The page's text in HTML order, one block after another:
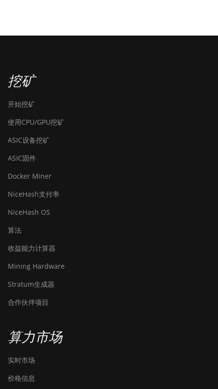
挖矿
开始挖矿
使用CPU/GPU挖矿
ASIC设备挖矿
ASIC固件
Docker Miner
NiceHash支付率
NiceHash OS
算法
收益能力计算器
Mining Hardware
Stratum生成器
合作伙伴项目
算力市场
实时市场
价格信息